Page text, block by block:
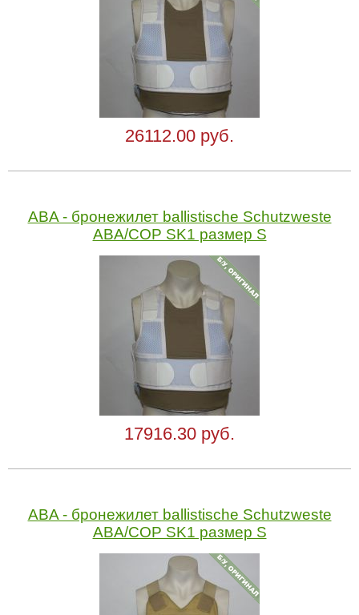
26112.00 руб.
ABA - бронежилет ballistische Schutzweste
ABA/COP SK1 размер S
17916.30 руб.
ABA - бронежилет ballistische Schutzweste
ABA/COP SK1 размер S